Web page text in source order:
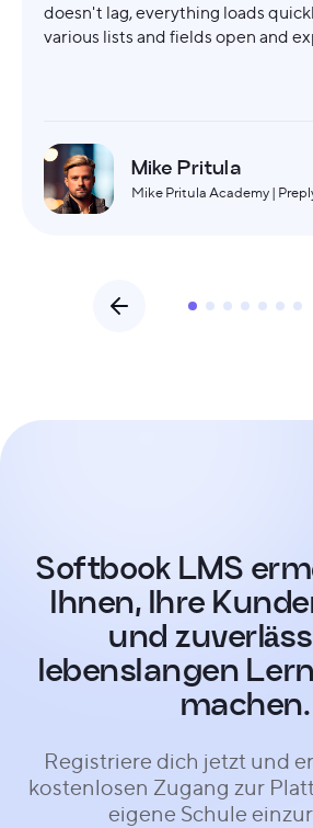
doesn't lag, everything loads
various lists and fields open and
Mike Pritula
Mike Pritula Academy |
Softbook LMS
Ihnen, Ihre
und
lebenslangen
machen.
Registriere dich jetzt und
kostenlosen Zugang zur
eigene Schule